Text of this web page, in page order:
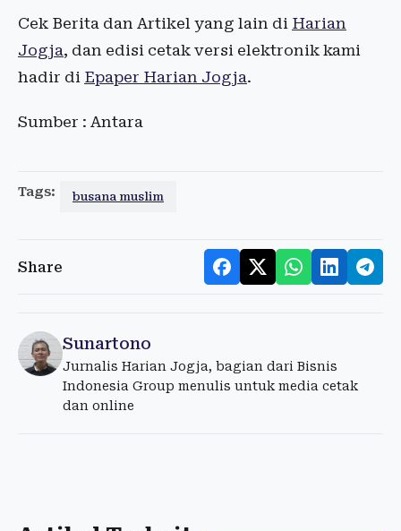
Cek Berita dan Artikel yang lain di Harian
Jogja, dan edisi cetak versi elektronik kami
hadir di Epaper Harian Jogja.
Sumber : Antara
Tags: busana muslim
Share
Sunartono
Jurnalis Harian Jogja, bagian dari Bisnis
Indonesia Group menulis untuk media cetak
dan online